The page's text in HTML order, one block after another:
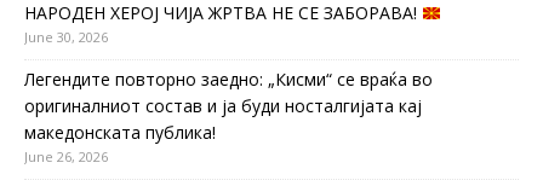
НАРОДЕН ХЕРОЈ ЧИЈА ЖРТВА НЕ СЕ ЗАБОРАВА!
June 30, 2026
Легендите повторно заедно: „Кисми“ се враќа во
оригиналниот состав и ја буди носталгијата кај
македонската публика!
June 26, 2026